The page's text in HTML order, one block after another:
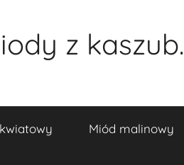
z kaszub.
Miód malinowy